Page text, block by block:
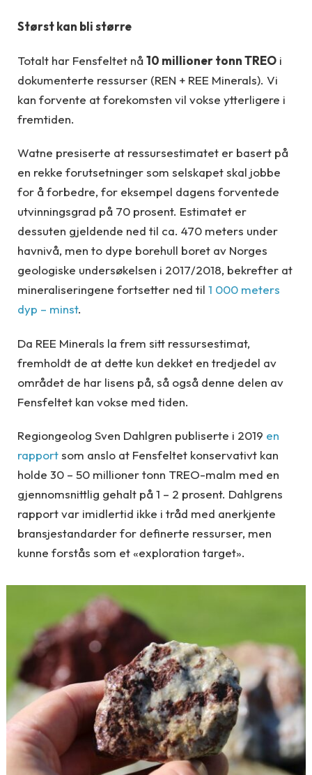
Størst kan bli større
Totalt har Fensfeltet nå10 millioner tonn TREO i
dokumenterte ressurser (REN + REE Minerals). Vi
kan forvente at forekomsten vil vokse ytterligere i
fremtiden.
Watne presiserte at ressursestimatet er basert på
en rekke forutsetninger som selskapet skal jobbe
for å forbedre, for eksempel dagens forventede
utvinningsgrad på 70 prosent. Estimatet er
dessuten gjeldende ned til ca. 470 meters under
havnivå, men to dype borehull boret av Norges
geologiske undersøkelsen i 2017/2018, bekrefter at
mineraliseringene fortsetter ned til 1 000 meters
dyp – minst.
Da REE Minerals la frem sitt ressursestimat,
fremholdt de at dette kun dekket en tredjedel av
området de har lisens på, så også denne delen av
Fensfeltet kan vokse med tiden.
Regiongeolog Sven Dahlgren publiserte i 2019 en
rapportsom anslo at Fensfeltet konservativt kan
holde 30 – 50 millioner tonn TREO-malm med en
gjennomsnittlig gehalt på 1 – 2 prosent. Dahlgrens
rapport var imidlertid ikke i tråd med anerkjente
bransjestandarder for definerte ressurser, men
kunne forstås som et «exploration target».